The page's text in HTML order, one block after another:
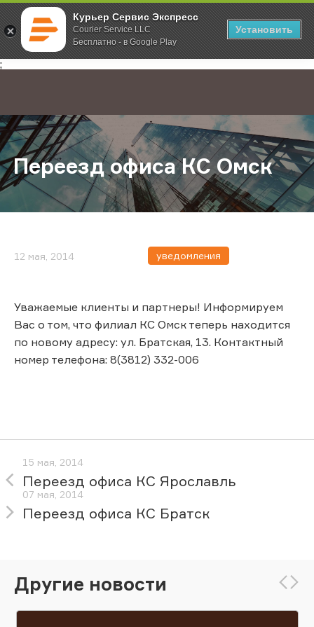
Курьер Сервис Экспресс
Courier Service LLC
Бесплатно - в Google Play
Установить
;
Главная О компании Новости Переезд офиса КС Омск
Переезд офиса КС Омск
12 мая, 2014 уведомления
Уважаемые клиенты и партнеры! Информируем
Вас о том, что филиал КС Омск теперь находится
по новому адресу: ул. Братская, 13. Контактный
номер телефона: 8(3812) 332-006
15 мая, 2014
Переезд офиса КС Ярославль
07 мая, 2014
Переезд офиса КС Братск
Другие новости